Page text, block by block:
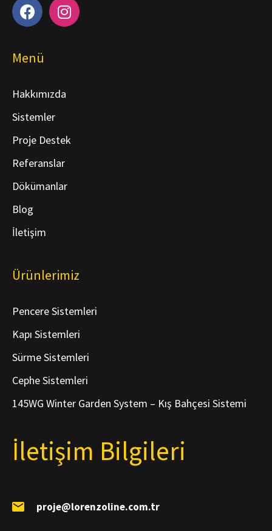
Menü
Hakkımızda
Sistemler
Proje Destek
Referanslar
Dökümanlar
Blog
İletişim
Ürünlerimiz
Pencere Sistemleri
Kapı Sistemleri
Sürme Sistemleri
Cephe Sistemleri
145WG Winter Garden System – Kış Bahçesi Sistemi
İletişim Bilgileri
proje@lorenzoline.com.tr